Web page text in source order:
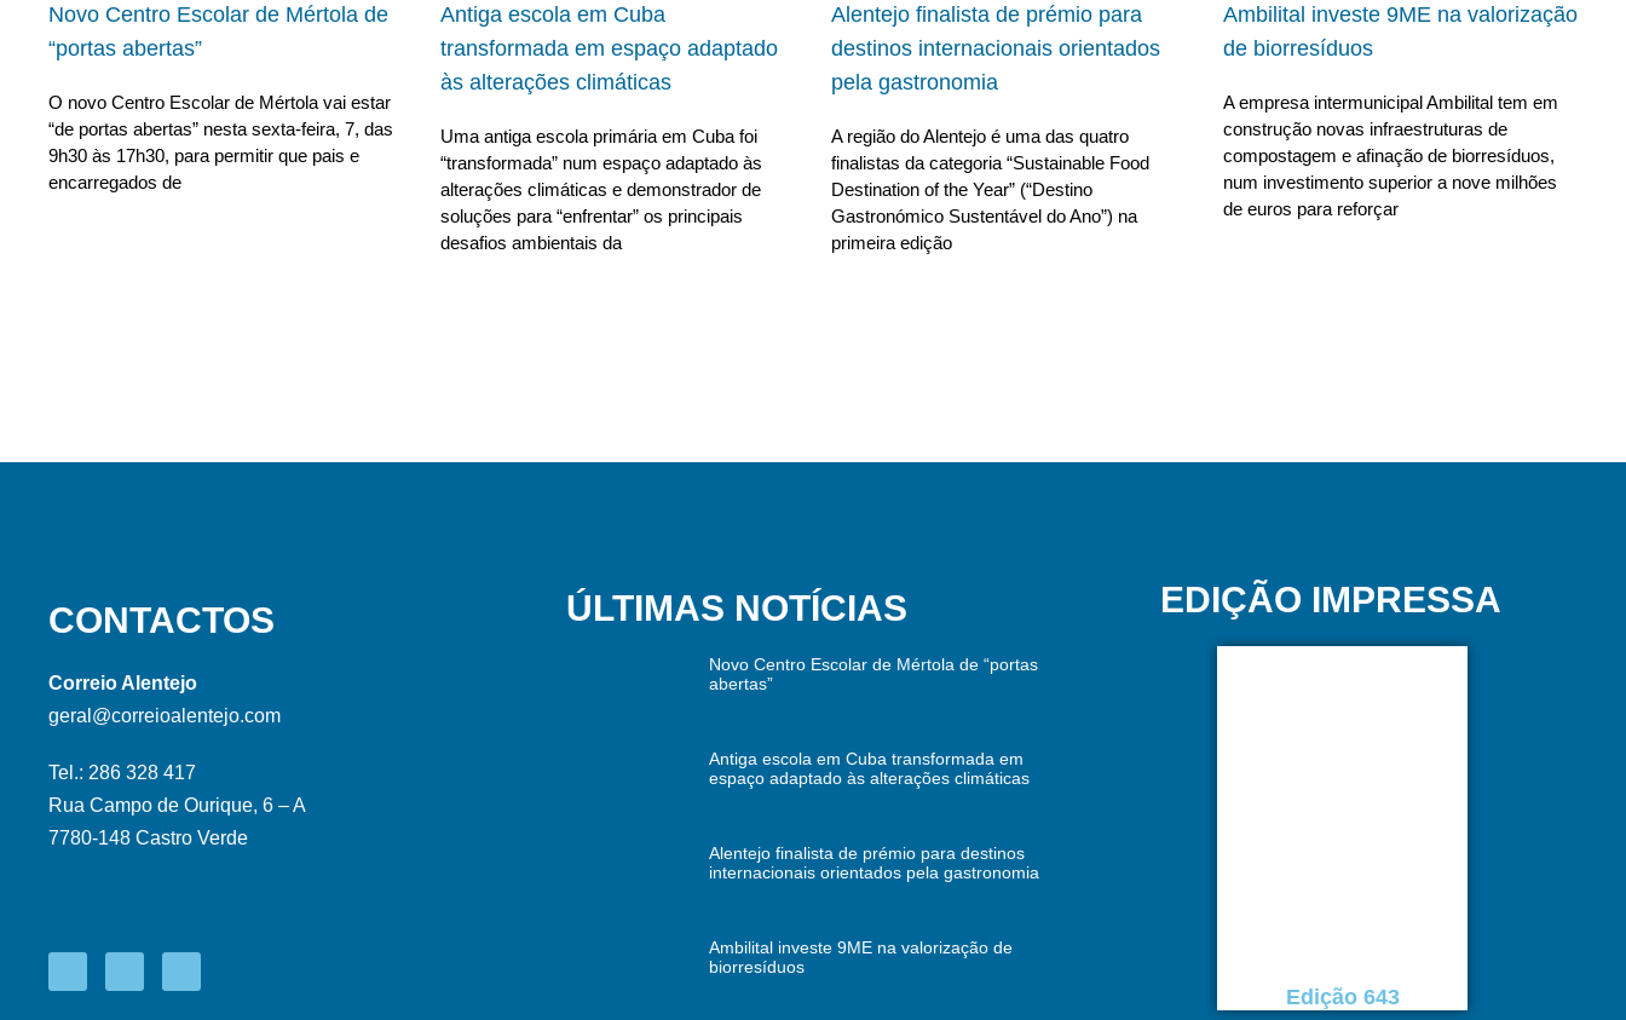
Novo Centro Escolar de Mértola de
“portas abertas”
O novo Centro Escolar de Mértola vai estar
“de portas abertas” nesta sexta-feira, 7, das
9h30 às 17h30, para permitir que pais e
encarregados de
Antiga escola em Cuba
transformada em espaço adaptado
às alterações climáticas
Uma antiga escola primária em Cuba foi
“transformada” num espaço adaptado às
alterações climáticas e demonstrador de
soluções para “enfrentar” os principais
desafios ambientais da
Alentejo finalista de prémio para
destinos internacionais orientados
pela gastronomia
A região do Alentejo é uma das quatro
finalistas da categoria “Sustainable Food
Destination of the Year” (“Destino
Gastronómico Sustentável do Ano”) na
primeira edição
Ambilital investe 9ME na valorização
de biorresíduos
A empresa intermunicipal Ambilital tem em
construção novas infraestruturas de
compostagem e afinação de biorresíduos,
num investimento superior a nove milhões
de euros para reforçar
CONTACTOS
Correio Alentejo
geral@correioalentejo.com
Tel.: 286 328 417
Rua Campo de Ourique, 6 – A
7780-148 Castro Verde
ÚLTIMAS NOTÍCIAS
Novo Centro Escolar de Mértola de “portas
abertas”
Antiga escola em Cuba transformada em
espaço adaptado às alterações climáticas
Alentejo finalista de prémio para destinos
internacionais orientados pela gastronomia
Ambilital investe 9ME na valorização de
biorresíduos
EDIÇÃO IMPRESSA
Edição 643